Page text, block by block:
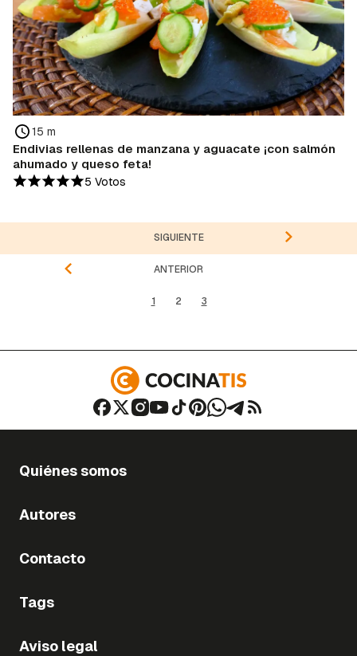
15 m
Endivias rellenas de manzana y aguacate ¡con salmón
ahumado y queso feta!
5 Votos
ANTERIOR
1 2 3
SIGUIENTE
Quiénes somos
Autores
Contacto
Tags
Aviso legal